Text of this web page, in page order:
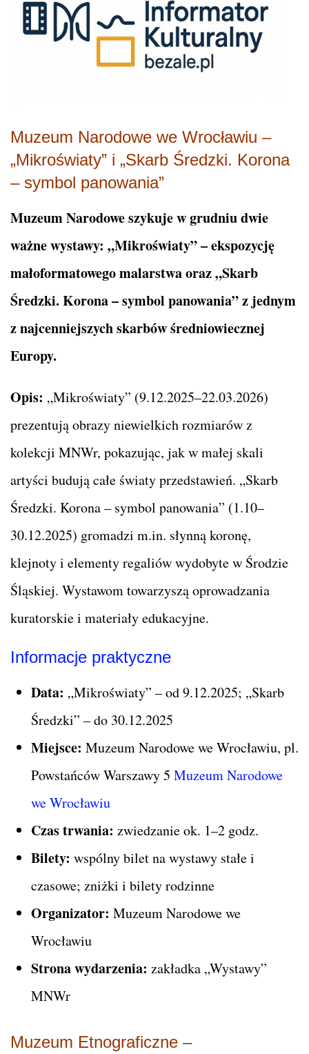
Muzeum Narodowe we Wrocławiu –
„Mikroświaty” i „Skarb Średzki. Korona
– symbol panowania”
Muzeum Narodowe szykuje w grudniu dwie
ważne wystawy: „Mikroświaty” – ekspozycję
małoformatowego malarstwa oraz „Skarb
Średzki. Korona – symbol panowania” z jednym
z najcenniejszych skarbów średniowiecznej
Europy.
Opis: „Mikroświaty” (9.12.2025–22.03.2026)
prezentują obrazy niewielkich rozmiarów z
kolekcji MNWr, pokazując, jak w małej skali
artyści budują całe światy przedstawień. „Skarb
Średzki. Korona – symbol panowania” (1.10–
30.12.2025) gromadzi m.in. słynną koronę,
klejnoty i elementy regaliów wydobyte w Środzie
Śląskiej. Wystawom towarzyszą oprowadzania
kuratorskie i materiały edukacyjne.
Informacje praktyczne
Data: „Mikroświaty” – od 9.12.2025; „Skarb
Średzki” – do 30.12.2025
Miejsce: Muzeum Narodowe we Wrocławiu, pl.
Powstańców Warszawy 5 Muzeum Narodowe
we Wrocławiu
Czas trwania: zwiedzanie ok. 1–2 godz.
Bilety: wspólny bilet na wystawy stałe i
czasowe; zniżki i bilety rodzinne
Organizator: Muzeum Narodowe we
Wrocławiu
Strona wydarzenia: zakładka „Wystawy”
MNWr
Muzeum Etnograficzne –